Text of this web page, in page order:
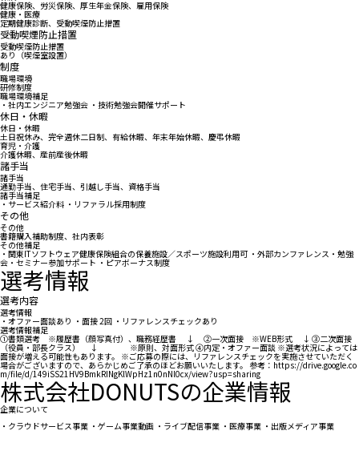
健康保険、労災保険、厚生年金保険、雇用保険
健康・医療
定期健康診断、受動喫煙防止措置
受動喫煙防止措置
受動喫煙防止措置
あり（喫煙室設置）
制度
職場環境
研修制度
職場環境補足
・社内エンジニア勉強会 ・技術勉強会開催サポート
休日・休暇
休日・休暇
土日祝休み、完全週休二日制、有給休暇、年末年始休暇、慶弔休暇
育児・介護
介護休暇、産前産後休暇
諸手当
諸手当
通勤手当、住宅手当、引越し手当、資格手当
諸手当補足
・サービス紹介料 ・リファラル採用制度
その他
その他
書籍購入補助制度、社内表彰
その他補足
・関東ITソフトウェア健康保険組合の保養施設／スポーツ施設利用可 ・外部カンファレンス・勉強
会・セミナー参加サポート ・ピアボーナス制度
選考情報
選考内容
選考情報
・オファー面談あり ・面接 2回 ・リファレンスチェックあり
選考情報補足
①書類選考 ※履歴書（顔写真付）、職務経歴書 ↓ ②一次面接 ※WEB形式 ↓ ③二次面接
（役員・部長クラス） ↓ ※原則、対面形式 ④内定・オファー面談 ※選考状況によっては
面接が増える可能性もあります。 ※ご応募の際には、リファレンスチェックを実施させていただく
場合がございますので、あらかじめご了承のほどお願いいたします。 参考：https://drive.google.co
m/file/d/149iSS21HV9BmkRINgKlWpHz1n0nNl0cx/view?usp=sharing
株式会社DONUTSの企業情報
企業について
・クラウドサービス事業 ・ゲーム事業動画 ・ライブ配信事業 ・医療事業 ・出版メディア事業